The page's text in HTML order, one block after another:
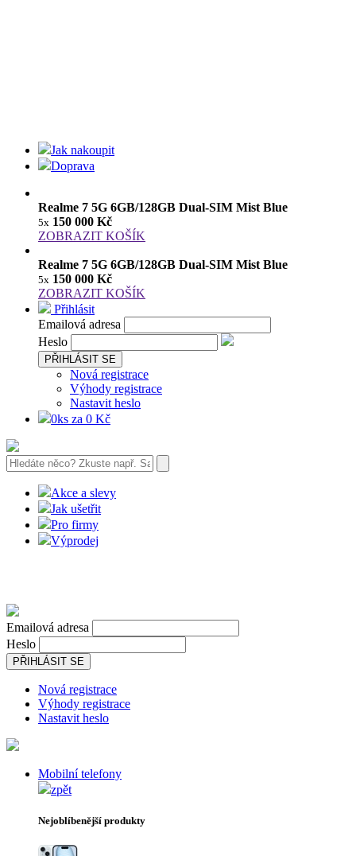
Jak nakoupit
Doprava
Realme 7 5G 6GB/128GB Dual-SIM Mist Blue
5x 150 000 Kč
ZOBRAZIT KOŠÍK
Realme 7 5G 6GB/128GB Dual-SIM Mist Blue
5x 150 000 Kč
ZOBRAZIT KOŠÍK
Přihlásit
Emailová adresa
Heslo
PŘIHLÁSIT SE
Nová registrace
Výhody registrace
Nastavit heslo
0ks za 0 Kč
Akce a slevy
Jak ušetřit
Pro firmy
Výprodej
Emailová adresa
Heslo
PŘIHLÁSIT SE
Nová registrace
Výhody registrace
Nastavit heslo
Mobilní telefony
zpět
Nejoblíbenější produkty